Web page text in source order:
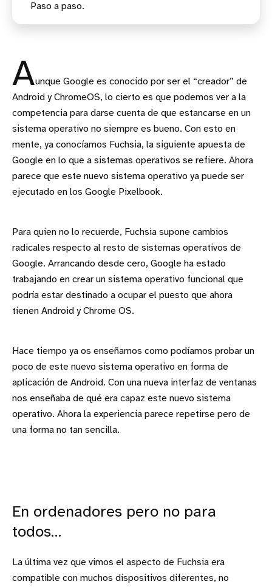
Paso a paso.
Aunque Google es conocido por ser el “creador” de
Android y ChromeOS, lo cierto es que podemos ver a la
competencia para darse cuenta de que estancarse en un
sistema operativo no siempre es bueno. Con esto en
mente, ya conocíamos Fuchsia, la siguiente apuesta de
Google en lo que a sistemas operativos se refiere. Ahora
parece que este nuevo sistema operativo ya puede ser
ejecutado en los Google Pixelbook.
Para quien no lo recuerde, Fuchsia supone cambios
radicales respecto al resto de sistemas operativos de
Google. Arrancando desde cero, Google ha estado
trabajando en crear un sistema operativo funcional que
podría estar destinado a ocupar el puesto que ahora
tienen Android y Chrome OS.
Hace tiempo ya os enseñamos como podíamos probar un
poco de este nuevo sistema operativo en forma de
aplicación de Android. Con una nueva interfaz de ventanas
nos enseñaba de qué era capaz este nuevo sistema
operativo. Ahora la experiencia parece repetirse pero de
una forma no tan sencilla.
En ordenadores pero no para
todos…
La última vez que vimos el aspecto de Fuchsia era
compatible con muchos dispositivos diferentes, no